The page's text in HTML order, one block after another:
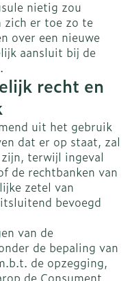
nietig zou
zich er toe zo te
over een nieuwe
aansluit bij de
recht en
uit het gebruik
dat er op staat, zal
terwijl ingeval
de rechtbanken van
zetel van
bevoegd
van de
de bepaling van
de opzegging,
de Consument